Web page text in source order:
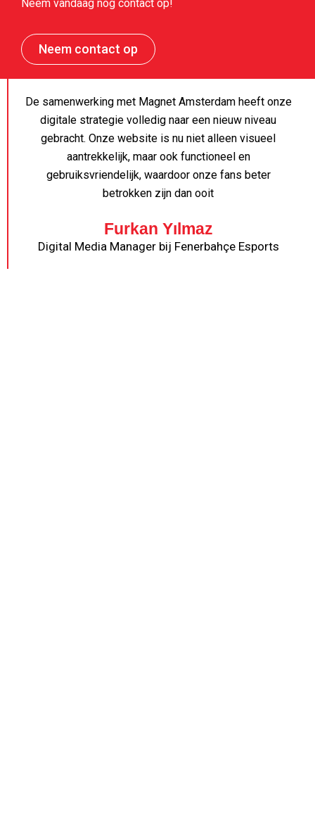
Neem vandaag nog contact op!
Neem contact op
De samenwerking met Magnet Amsterdam heeft onze
digitale strategie volledig naar een nieuw niveau
gebracht. Onze website is nu niet alleen visueel
aantrekkelijk, maar ook functioneel en
gebruiksvriendelijk, waardoor onze fans beter
betrokken zijn dan ooit
Furkan Yılmaz
Digital Media Manager bij Fenerbahçe Esports